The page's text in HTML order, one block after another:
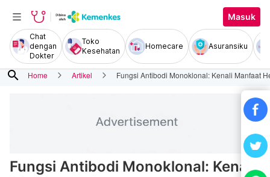
Masuk
Chat
dengan
Dokter
Toko
Kesehatan
Homecare Asuransiku
search Home Artikel Fungsi Antibodi Monoklonal: Kenali Manfaat
Fungsi Antibodi Monoklonal: Kenali